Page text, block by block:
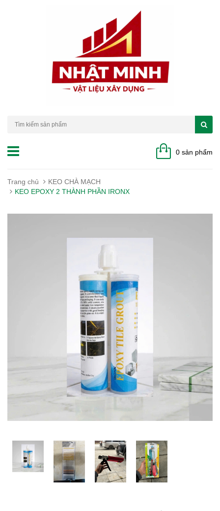
0 sản phẩm
Trang chủ
KEO CHÀ MẠCH
KEO EPOXY 2 THÀNH PHẦN IRONX